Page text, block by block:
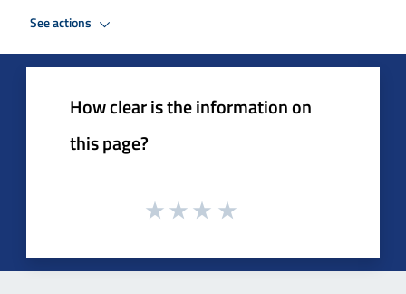
See actions
How clear is the information on
this page?